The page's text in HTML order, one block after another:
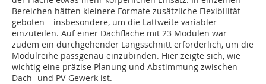
Bereichen hätten kleinere Formate zusätzliche Flexibilität
geboten – insbesondere, um die Lattweite variabler
einzuteilen. Auf einer Dachfläche mit 23 Modulen war
zudem ein durchgehender Längsschnitt erforderlich, um die
Modulreihe passgenau einzubinden. Hier zeigte sich, wie
wichtig eine präzise Planung und Abstimmung zwischen
Dach- und PV-Gewerk ist.